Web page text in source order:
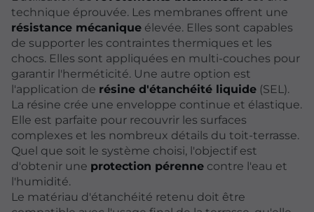
technique éprouvée. Les membranes offrent une
résistance mécanique élevée. Elles sont capables
de supporter les contraintes thermiques et les
chocs. Elles sont appliquées en multi-couches pour
garantir l'herméticité. Une autre option est
l'application de résine d'étanchéité liquide (SEL).
La résine crée une enveloppe continue et élastique.
Elle est parfaite pour recouvrir les surfaces
complexes et les nombreux détails du toit-terrasse.
Quel que soit le système choisi, l'objectif est
d'obtenir une protection pérenne contre l'eau et
l'humidité.
Le matériau d'étanchéité retenu doit être